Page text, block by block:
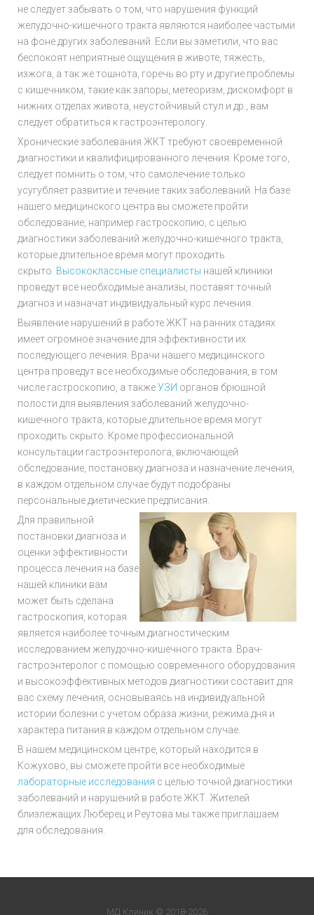
не следует забывать о том, что нарушения функций
желудочно-кишечного тракта являются наиболее частыми
на фоне других заболеваний. Если вы заметили, что вас
беспокоят неприятные ощущения в животе, тяжесть,
изжога, а так же тошнота, горечь во рту и другие проблемы
с кишечником, такие как запоры, метеоризм, дискомфорт в
нижних отделах живота, неустойчивый стул и др., вам
следует обратиться к гастроэнтерологу.
Хронические заболевания ЖКТ требуют своевременной
диагностики и квалифицированного лечения. Кроме того,
следует помнить о том, что самолечение только
усугубляет развитие и течение таких заболеваний. На базе
нашего медицинского центра вы сможете пройти
обследование, например гастроскопию, с целью
диагностики заболеваний желудочно-кишечного тракта,
которые длительное время могут проходить
скрыто. Высококлассные специалисты нашей клиники
проведут все необходимые анализы, поставят точный
диагноз и назначат индивидуальный курс лечения.
Выявление нарушений в работе ЖКТ на ранних стадиях
имеет огромное значение для эффективности их
последующего лечения. Врачи нашего медицинского
центра проведут все необходимые обследования, в том
числе гастроскопию, а такжеУЗИ органов брюшной
полости для выявления заболеваний желудочно-
кишечного тракта, которые длительное время могут
проходить скрыто. Кроме профессиональной
консультации гастроэнтеролога, включающей
обследование, постановку диагноза и назначение лечения,
в каждом отдельном случае будут подобраны
персональные диетические предписания.
Для правильной
постановки диагноза и
оценки эффективности
процесса лечения на базе
нашей клиники вам
может быть сделана
гастроскопия, которая
является наиболее точным диагностическим
исследованием желудочно-кишечного тракта. Врач-
гастроэнтеролог с помощью современного оборудования
и высокоэффективных методов диагностики составит для
вас схему лечения, основываясь на индивидуальной
истории болезни с учетом образа жизни, режима дня и
характера питания в каждом отдельном случае.
В нашем медицинском центре, который находится в
Кожухово, вы сможете пройти все необходимые
лабораторные исследования с целью точной диагностики
заболеваний и нарушений в работе ЖКТ. Жителей
близлежащих Люберец и Реутова мы также приглашаем
для обследования.
МД Клиник © 2018-2026